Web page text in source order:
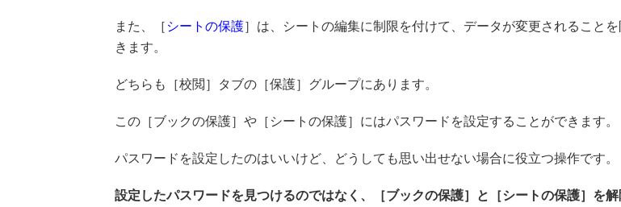
また、［ シートの保護］は、シートの編集に制限を付けて、データが変更されること
きます。
どちらも［校閲］タブの［保護］グループにあります。
この［ブックの保護］や［シートの保護］にはパスワードを設定することができます。
パスワードを設定したのはいいけど、どうしても思い出せない場合に役立つ操作です。
設定したパスワードを見つけるのではなく、［ブックの保護］と［シートの保護］を